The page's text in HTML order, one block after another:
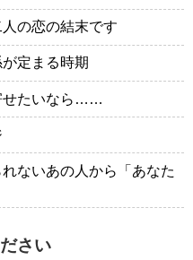
の恋の結末です
定まる時期
せたいなら……
ないあの人から「あなた
さい